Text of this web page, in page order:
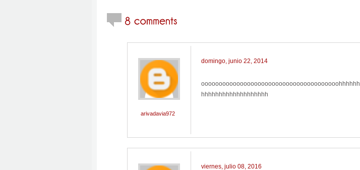
arivadavia972
domingo, junio 22, 2014
ooooooooooooooooooooooooooooooooooooooohhhhhh
hhhhhhhhhhhhhhhhhhh
viernes, julio 08, 2016